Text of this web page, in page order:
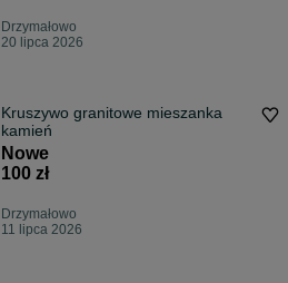
Drzymałowo
20 lipca 2026
Kruszywo granitowe mieszanka
kamień
Nowe
100 zł
Drzymałowo
11 lipca 2026